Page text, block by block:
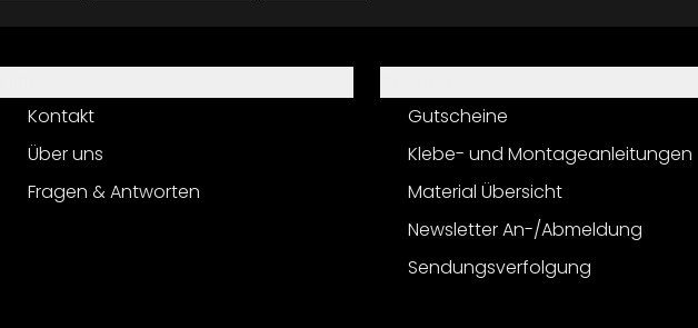
Kontakt
Über uns
Fragen & Antworten
Gutscheine
Klebe- und Montageanleitungen
Material Übersicht
Newsletter An-/Abmeldung
Sendungsverfolgung